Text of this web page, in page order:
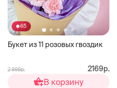
65
Букет из 11 розовых гвоздик
2 999р. 2169р.
В корзину